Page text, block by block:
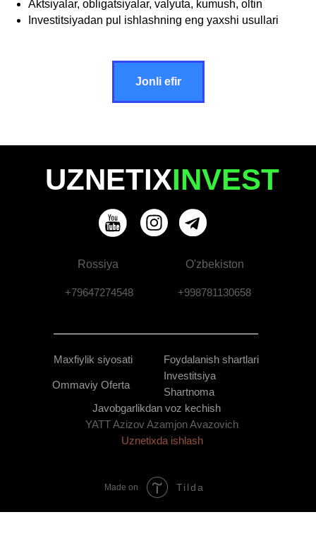
Aktsiyalar, obligatsiyalar, valyuta, kumush, oltin
Investitsiyadan pul ishlashning eng yaxshi usullari
Jonli efir
Maxfiylik siyosati
Ommaviy Oferta
Foydalanish shartlari
Shartnoma
YATT Azizov Azamjon Avazovich
Uznetixda ishlash
Rossiya
+79647274548
O'zbekiston
+998781130658
UZNETIXINVEST
Javobgarlikdan voz kechish
Investitsiya
Made on Tilda